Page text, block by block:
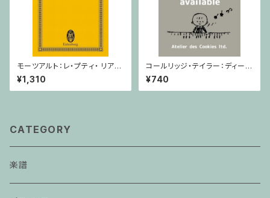
モーツアルト：レ・プティ・ リア
ン/ミニチュアスコア
¥1,310
コールリッジ・テイラー：ディープ
リバー Op.59,No.10 / ヴァイオ
リン・ピアノ
¥740
CATEGORY
楽譜